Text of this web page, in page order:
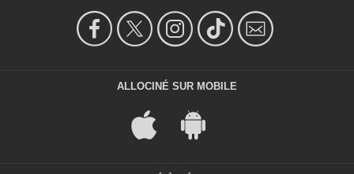
ALLOCINÉ SUR MOBILE